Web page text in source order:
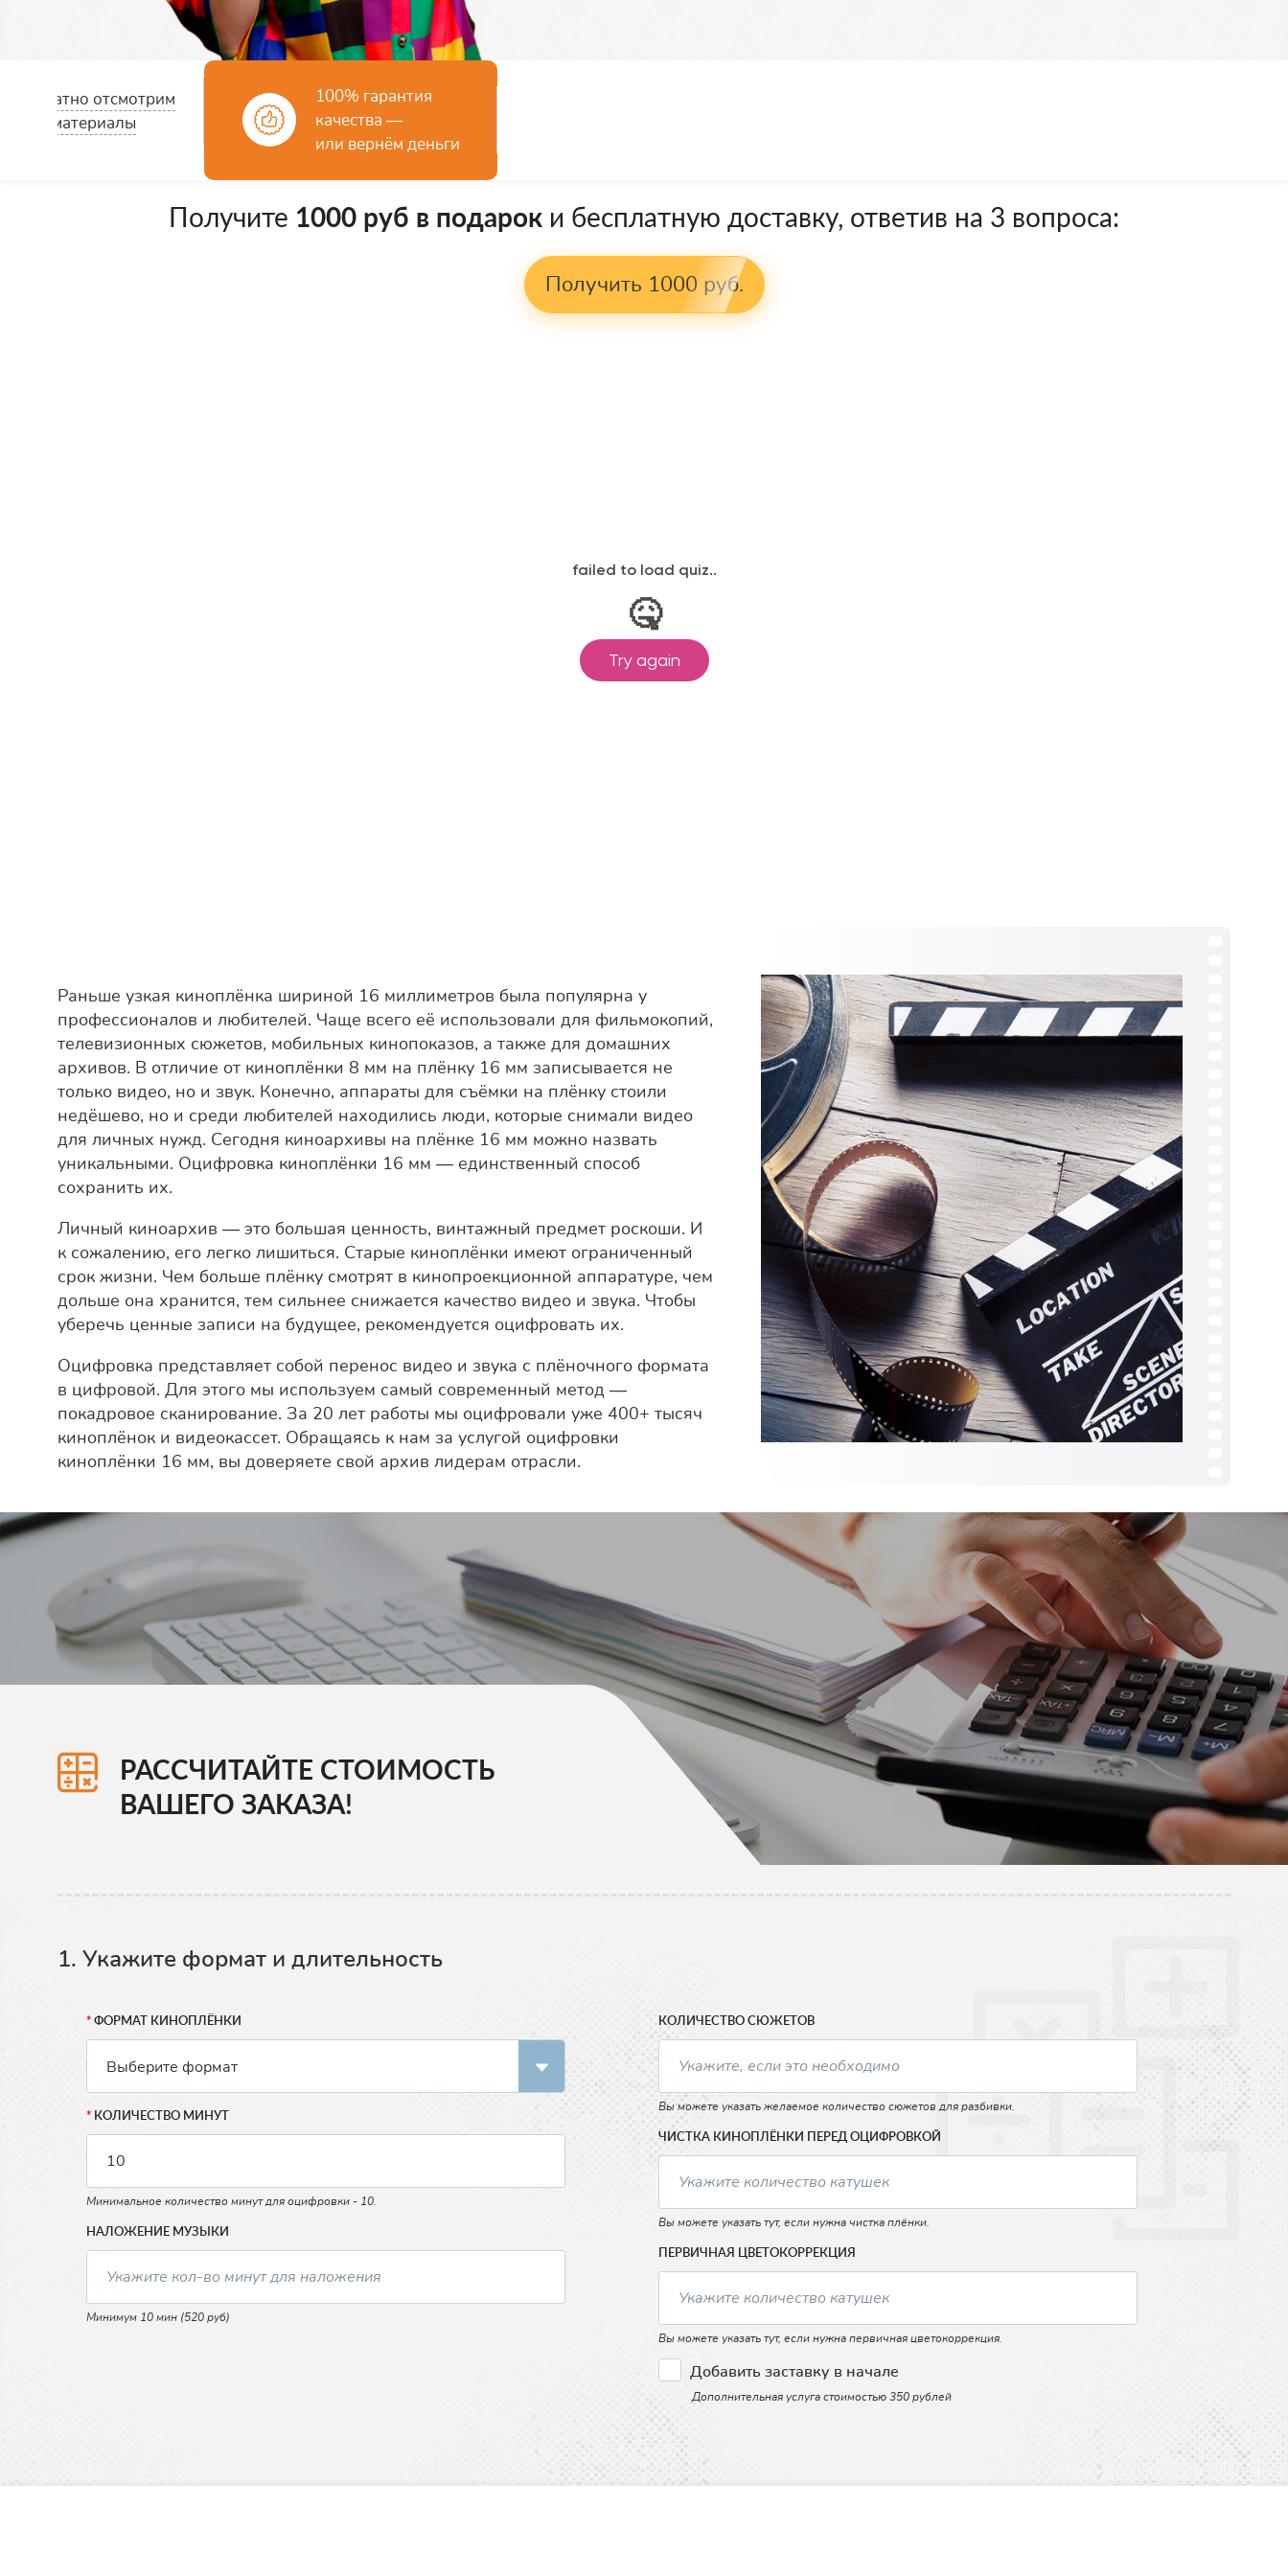
Бесплатно отсмотрим
ваши материалы
100% гарантия
качества —
или вернём деньги
Получите 1000 руб в подарок и бесплатную доставку, ответив на 3 вопроса:
Получить 1000 руб.
Раньше узкая киноплёнка шириной 16 миллиметров была популярна у
профессионалов и любителей. Чаще всего её использовали для фильмокопий,
телевизионных сюжетов, мобильных кинопоказов, а также для домашних
архивов. В отличие от киноплёнки 8 мм на плёнку 16 мм записывается не
только видео, но и звук. Конечно, аппараты для съёмки на плёнку стоили
недёшево, но и среди любителей находились люди, которые снимали видео
для личных нужд. Сегодня киноархивы на плёнке 16 мм можно назвать
уникальными. Оцифровка киноплёнки 16 мм — единственный способ
сохранить их.
Личный киноархив — это большая ценность, винтажный предмет роскоши. И
к сожалению, его легко лишиться. Старые киноплёнки имеют ограниченный
срок жизни. Чем больше плёнку смотрят в кинопроекционной аппаратуре, чем
дольше она хранится, тем сильнее снижается качество видео и звука. Чтобы
уберечь ценные записи на будущее, рекомендуется оцифровать их.
Оцифровка представляет собой перенос видео и звука с плёночного формата
в цифровой. Для этого мы используем самый современный метод —
покадровое сканирование. За 20 лет работы мы оцифровали уже 400+ тысяч
киноплёнок и видеокассет. Обращаясь к нам за услугой оцифровки
киноплёнки 16 мм, вы доверяете свой архив лидерам отрасли.
РАССЧИТАЙТЕ СТОИМОСТЬ
ВАШЕГО ЗАКАЗА!
1. Укажите формат и длительность
ФОРМАТ КИНОПЛЁНКИ
КОЛИЧЕСТВО МИНУТ
Минимальное количество минут для оцифровки - 10.
НАЛОЖЕНИЕ МУЗЫКИ
Минимум 10 мин (520 руб)
КОЛИЧЕСТВО СЮЖЕТОВ
Вы можете указать желаемое количество сюжетов для разбивки.
ЧИСТКА КИНОПЛЁНКИ ПЕРЕД ОЦИФРОВКОЙ
Вы можете указать тут, если нужна чистка плёнки.
ПЕРВИЧНАЯ ЦВЕТОКОРРЕКЦИЯ
Вы можете указать тут, если нужна первичная цветокоррекция.
Добавить заставку в начале
Дополнительная услуга стоимостью 350 рублей